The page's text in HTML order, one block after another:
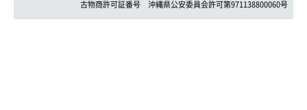
古物商許可証番号 沖縄県公安委員会許可第971138800060号